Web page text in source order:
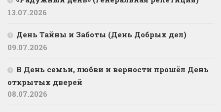
13.07.2026
День Тайны и Заботы (День Добрых дел)
09.07.2026
В День семьи, любви и верности прошёл День
открытых дверей
08.07.2026